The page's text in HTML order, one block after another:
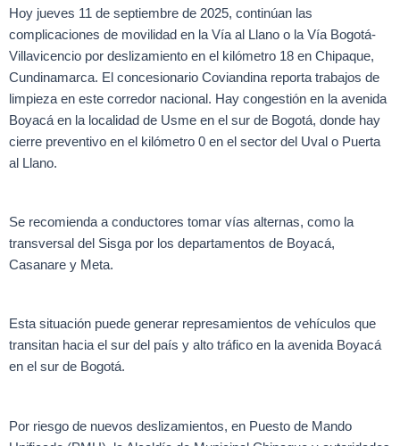
Hoy jueves 11 de septiembre de 2025, continúan las
complicaciones de movilidad en la Vía al Llano o la Vía Bogotá-
Villavicencio por deslizamiento en el kilómetro 18 en Chipaque,
Cundinamarca. El concesionario Coviandina reporta trabajos de
limpieza en este corredor nacional. Hay congestión en la avenida
Boyacá en la localidad de Usme en el sur de Bogotá, donde hay
cierre preventivo en el kilómetro 0 en el sector del Uval o Puerta
al Llano.
Se recomienda a conductores tomar vías alternas, como la
transversal del Sisga por los departamentos de Boyacá,
Casanare y Meta.
Esta situación puede generar represamientos de vehículos que
transitan hacia el sur del país y alto tráfico en la avenida Boyacá
en el sur de Bogotá.
Por riesgo de nuevos deslizamientos, en Puesto de Mando